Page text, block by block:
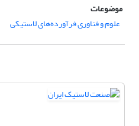
موضوعات
علوم و فناوری فرآورده‌های لاستیکی